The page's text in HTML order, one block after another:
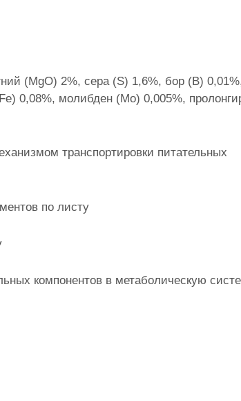
(MgO) 2%, сера (S) 1,6%, бор (В)
0,08%, молибден (Mo) 0,005%,
транспортировки питательных
по листу
компонентов в метаболическую